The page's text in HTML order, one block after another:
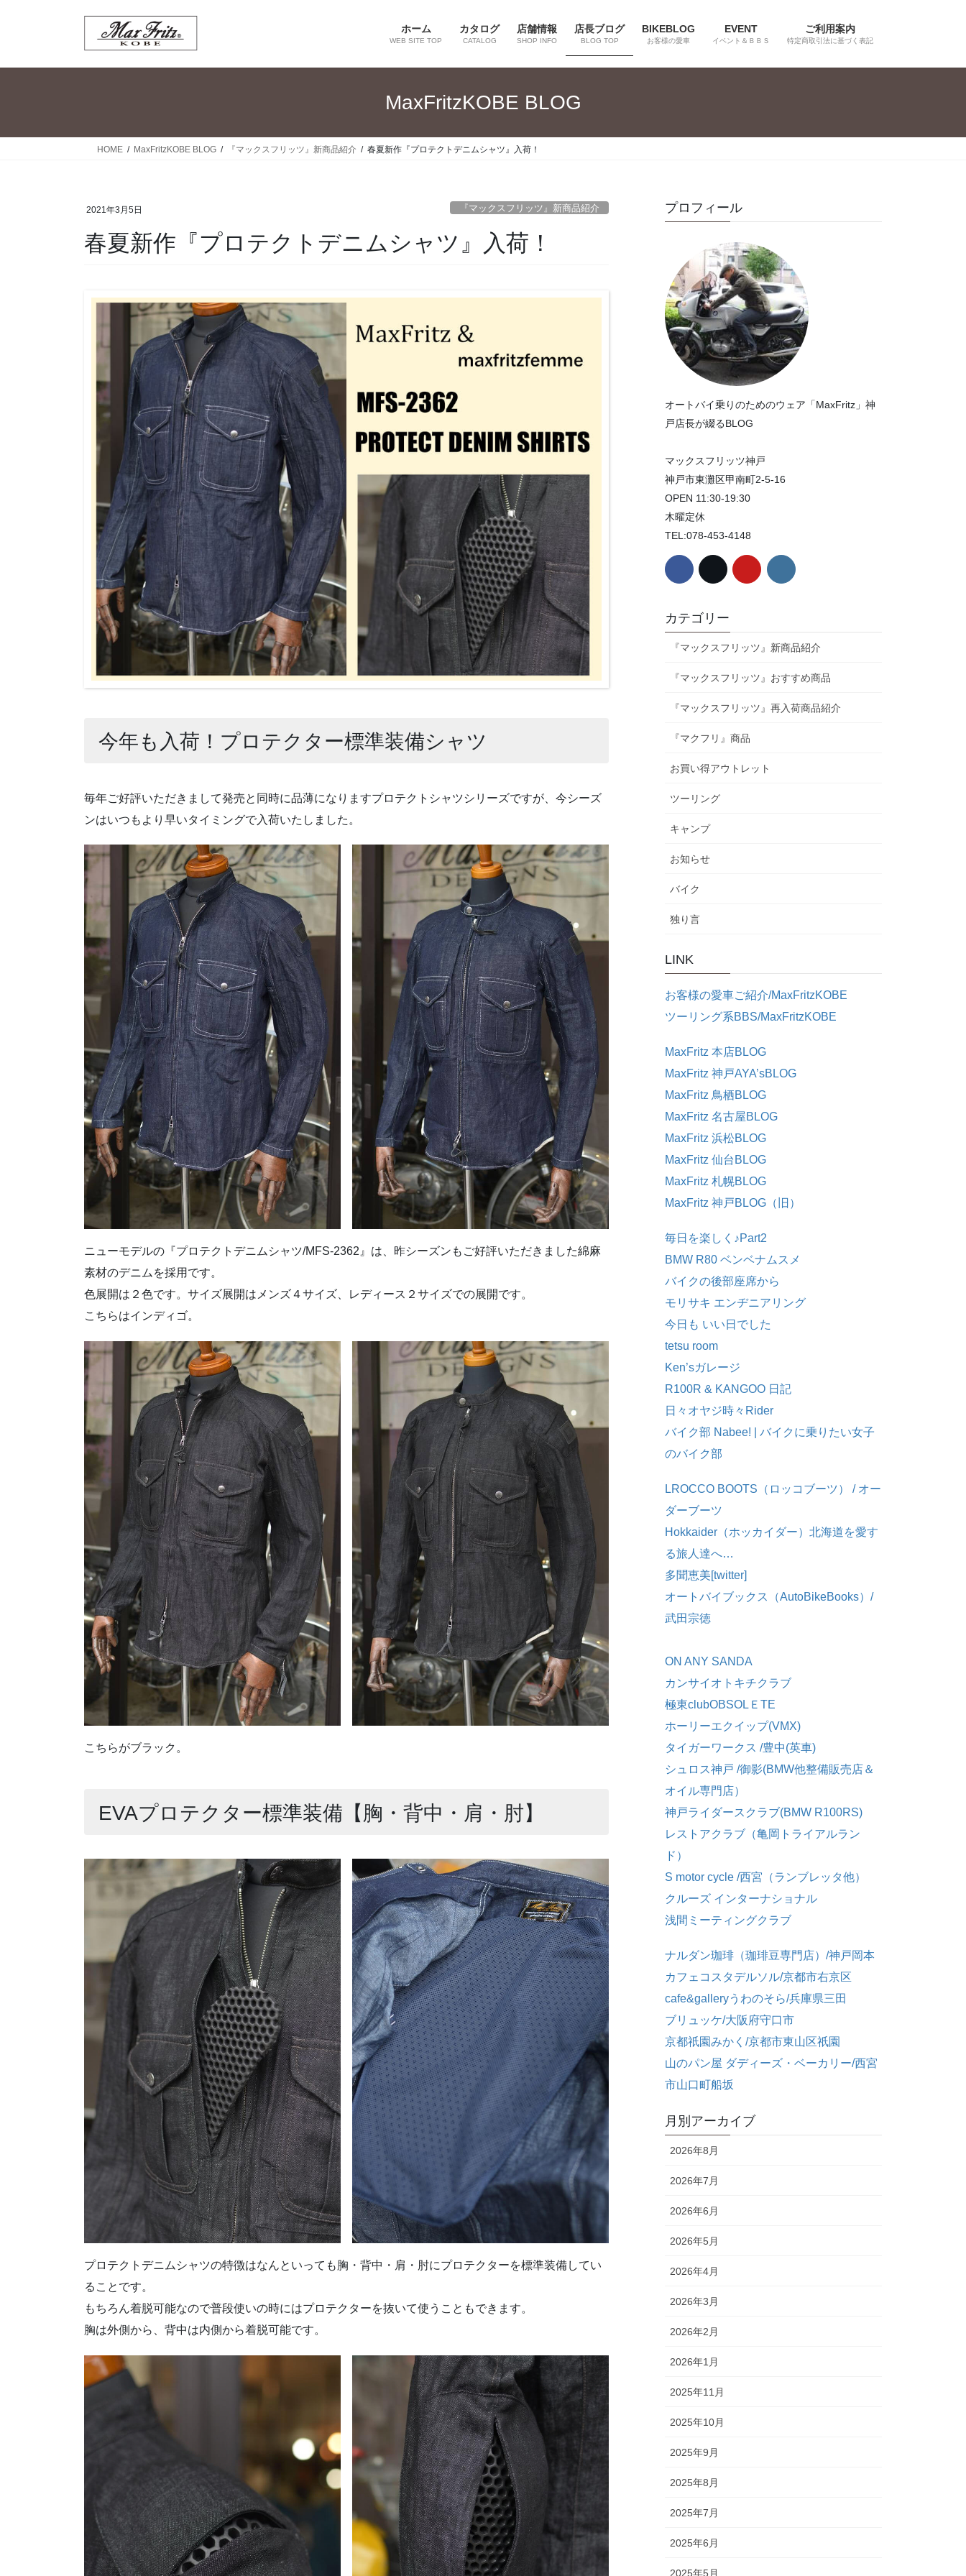
ホーム
WEB SITE TOP
カタログ
CATALOG
店舗情報
SHOP INFO
店長ブログ
BLOG TOP
BIKEBLOG
お客様の愛車
EVENT
イベント＆ＢＢＳ
ご利用案内
特定商取引法に基づく表記
MaxFritzKOBE BLOG
HOME MaxFritzKOBE BLOG 『マックスフリッツ』新商品紹介 春夏新作『プロテクトデニムシャツ』入荷！
2021年3月5日 『マックスフリッツ』新商品紹介
春夏新作『プロテクトデニムシャツ』入荷！
今年も入荷！プロテクター標準装備シャツ
毎年ご好評いただきまして発売と同時に品薄になりますプロテクトシャツシリーズですが、今シーズ
ンはいつもより早いタイミングで入荷いたしました。
ニューモデルの『プロテクトデニムシャツ/MFS-2362』は、昨シーズンもご好評いただきました綿麻
素材のデニムを採用です。
色展開は２色です。サイズ展開はメンズ４サイズ、レディース２サイズでの展開です。
こちらはインディゴ。
こちらがブラック。
EVAプロテクター標準装備【胸・背中・肩・肘】
プロテクトデニムシャツの特徴はなんといっても胸・背中・肩・肘にプロテクターを標準装備してい
ることです。
もちろん着脱可能なので普段使いの時にはプロテクターを抜いて使うこともできます。
胸は外側から、背中は内側から着脱可能です。
プロフィール
オートバイ乗りのためのウェア「MaxFritz」神
戸店長が綴るBLOG
マックスフリッツ神戸
神戸市東灘区甲南町2-5-16
OPEN 11:30-19:30
木曜定休
TEL:078-453-4148
カテゴリー
『マックスフリッツ』新商品紹介
『マックスフリッツ』おすすめ商品
『マックスフリッツ』再入荷商品紹介
『マクフリ』商品
お買い得アウトレット
ツーリング
キャンプ
お知らせ
バイク
独り言
LINK
お客様の愛車ご紹介/MaxFritzKOBE
ツーリング系BBS/MaxFritzKOBE
MaxFritz 本店BLOG
MaxFritz 神戸AYA’sBLOG
MaxFritz 鳥栖BLOG
MaxFritz 名古屋BLOG
MaxFritz 浜松BLOG
MaxFritz 仙台BLOG
MaxFritz 札幌BLOG
MaxFritz 神戸BLOG（旧）
毎日を楽しく♪Part2
BMW R80 ベンベナムスメ
バイクの後部座席から
モリサキ エンヂニアリング
今日も いい日でした
tetsu room
Ken’sガレージ
R100R & KANGOO 日記
日々オヤジ時々Rider
バイク部 Nabee! | バイクに乗りたい女子
のバイク部
LROCCO BOOTS（ロッコブーツ） / オー
ダーブーツ
Hokkaider（ホッカイダー）北海道を愛す
る旅人達へ…
多聞恵美[twitter]
オートバイブックス（AutoBikeBooks）/
武田宗徳
ON ANY SANDA
カンサイオトキチクラブ
極東clubOBSOLＥTE
ホーリーエクイップ(VMX)
タイガーワークス /豊中(英車)
シュロス神戸 /御影(BMW他整備販売店＆
オイル専門店）
神戸ライダースクラブ(BMW R100RS)
レストアクラブ（亀岡トライアルラン
ド）
S motor cycle /西宮（ランブレッタ他）
クルーズ インターナショナル
浅間ミーティングクラブ
ナルダン珈琲（珈琲豆専門店）/神戸岡本
カフェコスタデルソル/京都市右京区
cafe&galleryうわのそら/兵庫県三田
ブリュッケ/大阪府守口市
京都祇園みかく/京都市東山区祇園
山のパン屋 ダディーズ・ベーカリー/西宮
市山口町船坂
月別アーカイブ
2026年8月
2026年7月
2026年6月
2026年5月
2026年4月
2026年3月
2026年2月
2026年1月
2025年11月
2025年10月
2025年9月
2025年8月
2025年7月
2025年6月
2025年5月